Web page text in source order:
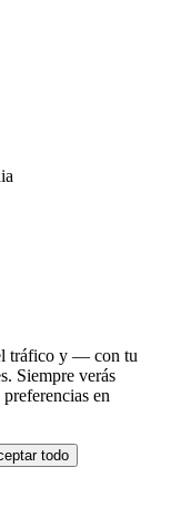
tráfico y — con tu
Siempre verás
en
todo